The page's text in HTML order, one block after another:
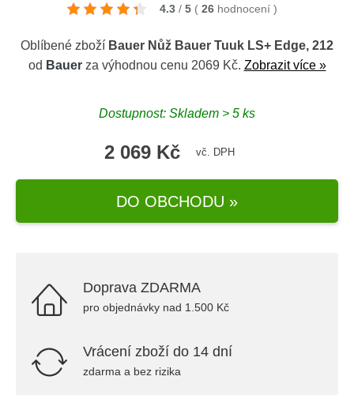
4.3 / 5 ( 26 hodnocení )
Oblíbené zboží Bauer Nůž Bauer Tuuk LS+ Edge, 212
od Bauerza výhodnou cenu 2069 Kč. Zobrazit více »
Dostupnost: Skladem > 5 ks
2 069 Kč vč. DPH
DO OBCHODU »
Doprava ZDARMA
pro objednávky nad 1.500 Kč
Vrácení zboží do 14 dní
zdarma a bez rizika